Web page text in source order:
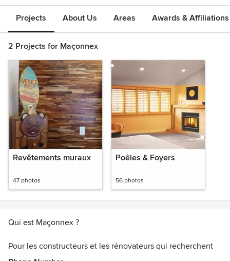
Projects About Us Areas Awards & Affiliations
2 Projects for Maçonnex
Revêtements muraux
47 photos
Poêles & Foyers
56 photos
Qui est Maçonnex ?
Pour les constructeurs et les rénovateurs qui recherchent
des solutions novatrices et durables,